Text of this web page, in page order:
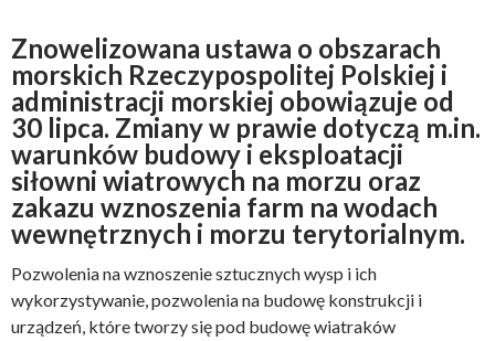
Znowelizowana ustawa o obszarach
morskich Rzeczypospolitej Polskiej i
administracji morskiej obowiązuje od
30 lipca. Zmiany w prawie dotyczą m.in.
warunków budowy i eksploatacji
siłowni wiatrowych na morzu oraz
zakazu wznoszenia farm na wodach
wewnętrznych i morzu terytorialnym.
Pozwolenia na wznoszenie sztucznych wysp i ich
wykorzystywanie, pozwolenia na budowę konstrukcji i
urządzeń, które tworzy się pod budowę wiatraków